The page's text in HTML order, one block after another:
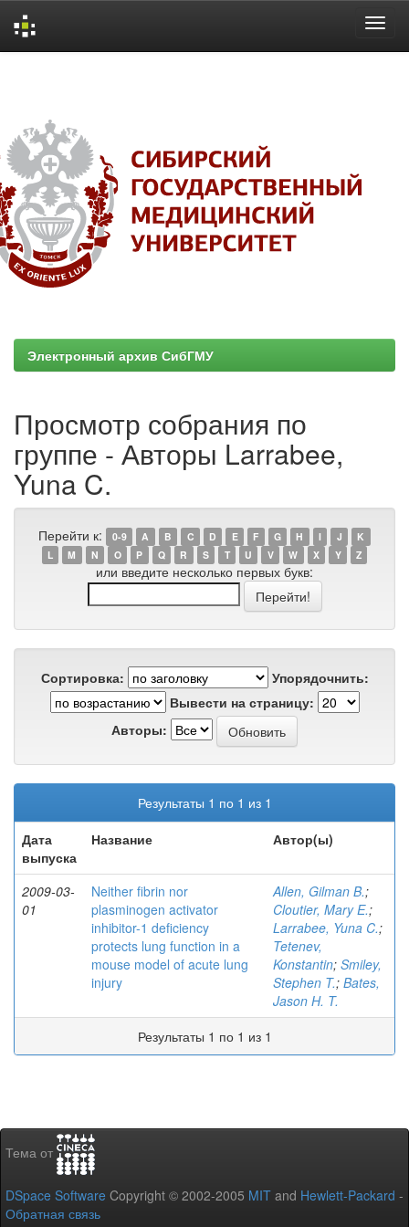
Электронный архив СибГМУ
Просмотр собрания по
группе - Авторы Larrabee,
Yuna C.
Перейти к: 0-9 A B C D E F G H I J
K
L
M N O P Q R S T U V W X Y Z
или введите несколько первых букв:
Сортировка:
Упорядочнить:
Вывести на страницу:
Авторы:
Результаты 1 по 1 из 1
Дата
выпуска
Название Автор(ы)
2009-03-
01
Neither fibrin nor
plasminogen activator
inhibitor-1 deficiency
protects lung function in a
mouse model of acute lung
injury
Allen, Gilman B.;
Cloutier, Mary E.;
Larrabee, Yuna C.;
Tetenev,
Konstantin; Smiley,
Stephen T.; Bates,
Jason H. T.
Результаты 1 по 1 из 1
Тема от
DSpace Software Copyright © 2002-2005 MIT and Hewlett-Packard -
Обратная связь